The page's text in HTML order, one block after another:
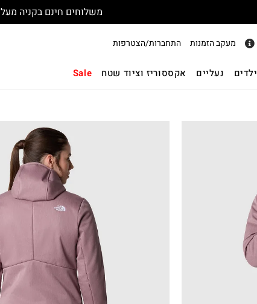
משלוחים חינם בקניה מעל 249 ש"ח
מעקב הזמנות התחברות/הצטרפות
ילדים נעליים אקססוריז וציוד שטח Sale